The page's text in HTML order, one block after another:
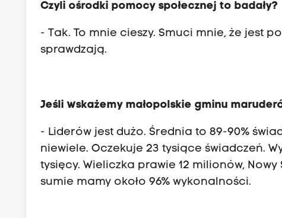
Czyli ośrodki pomocy społecznej to badały?
- Tak. To mnie cieszy. Smuci mnie, że jest
sprawdzają.
Jeśli wskażemy małopolskie gminu
- Liderów jest dużo. Średnia to 89-90%
niewiele. Oczekuje 23 tysiące świadczeń.
tysięcy. Wieliczka prawie 12 milionów, Nowy
sumie mamy około 96% wykonalności.